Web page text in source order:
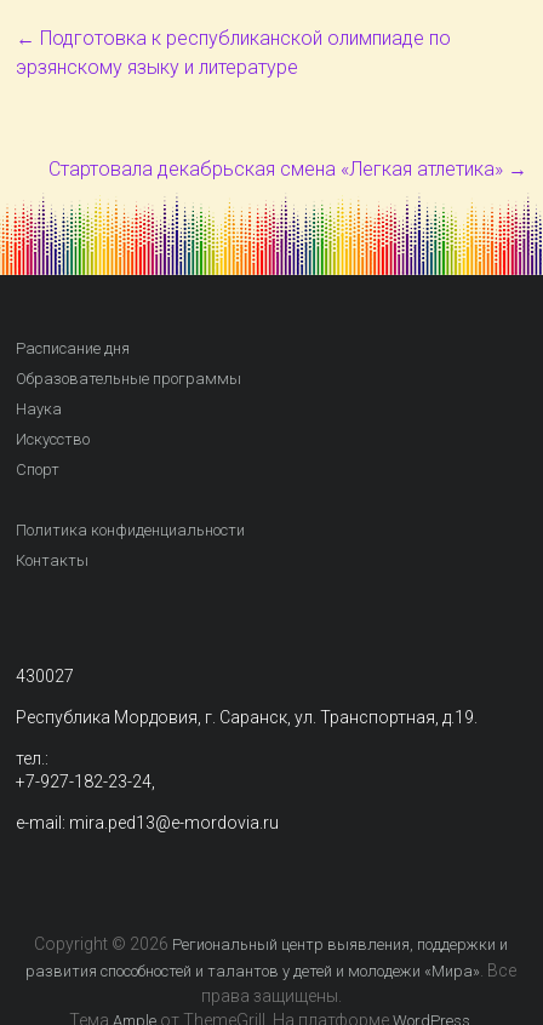
← Подготовка к республиканской олимпиаде по
эрзянскому языку и литературе
Стартовала декабрьская смена «Легкая атлетика» →
Расписание дня
Образовательные программы
Наука
Искусство
Спорт
Политика конфиденциальности
Контакты
430027
Республика Мордовия, г. Саранск, ул. Транспортная, д.19.
тел.:
+7-927-182-23-24,
e-mail: mira.ped13@e-mordovia.ru
Copyright © 2026 Региональный центр выявления, поддержки и
развития способностей и талантов у детей и молодежи «Мира» . Все
права защищены.
Тема Ampleот ThemeGrill. На платформе WordPress